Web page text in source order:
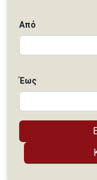
Από
Έως